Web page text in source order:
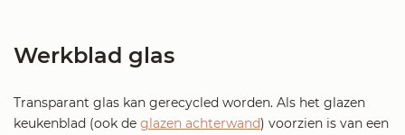
Werkblad glas
Transparant glas kan gerecycled worden. Als het glazen
keukenblad (ook de glazen achterwand) voorzien is van een